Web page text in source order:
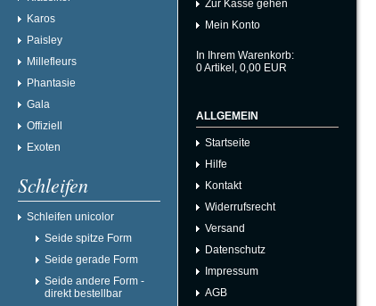
Karos
Paisley
Millefleurs
Phantasie
Gala
Offiziell
Exoten
Schleifen
Schleifen unicolor
Seide spitze Form
Seide gerade Form
Seide andere Form -
direkt bestellbar
Zur Kasse gehen
Mein Konto
In Ihrem Warenkorb:
0Artikel, 0,00 EUR
ALLGEMEIN
Startseite
Hilfe
Kontakt
Widerrufsrecht
Versand
Datenschutz
Impressum
AGB